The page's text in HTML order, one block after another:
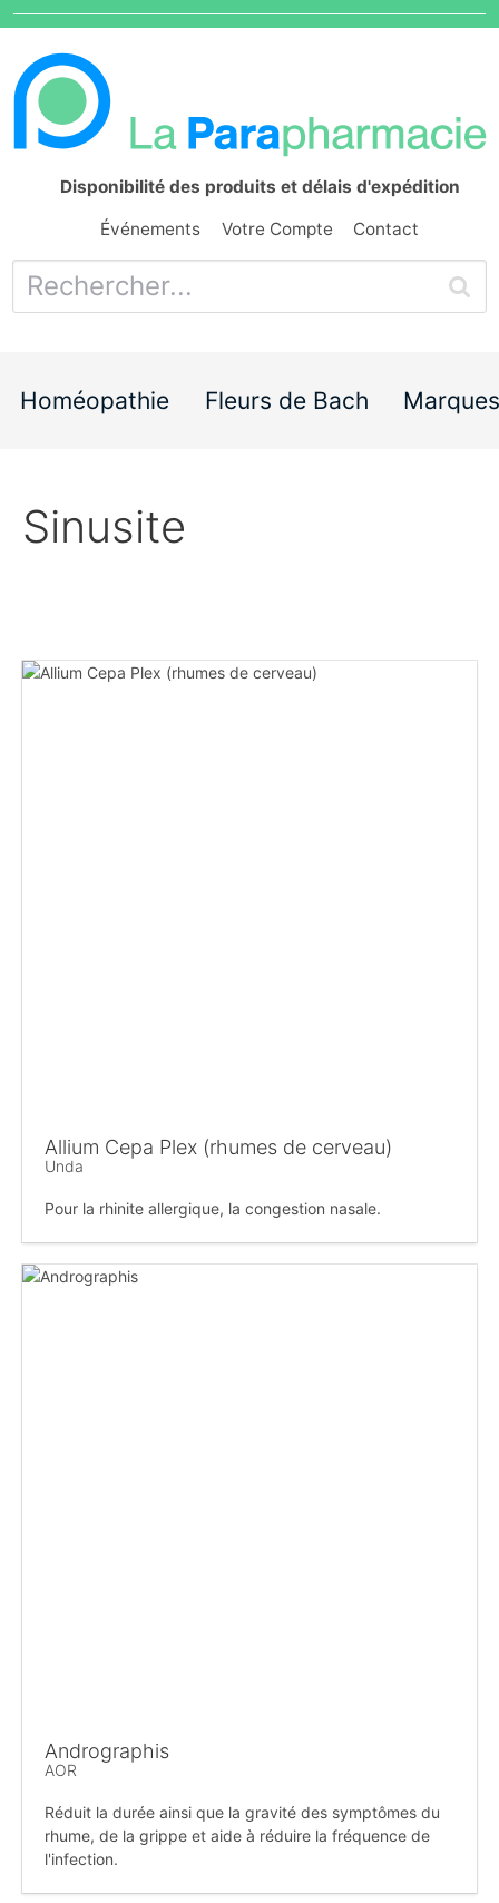
Disponibilité des produits et délais d'expédition
Événements Votre Compte Contact
Homéopathie Fleurs de Bach Marques
Sinusite
Allium Cepa Plex (rhumes de cerveau)
Unda
Pour la rhinite allergique, la congestion nasale.
Andrographis
AOR
Réduit la durée ainsi que la gravité des symptômes du
rhume, de la grippe et aide à réduire la fréquence de
l'infection.